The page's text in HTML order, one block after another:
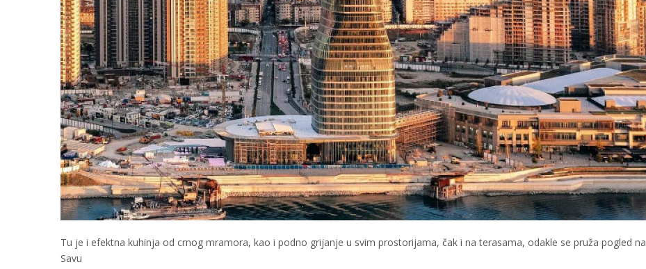
Tu je i efektna kuhinja od crnog mramora, kao i podno grijanje u svim prostorijama, čak i na terasama, odakle se pruža pogled na
Savu